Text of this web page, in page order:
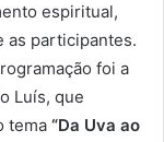
espiritual,
as participantes.
foi a
Luís, que
tema “Da Uva ao